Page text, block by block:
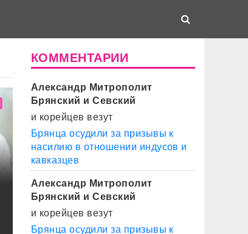
КОММЕНТАРИИ
Александр Митрополит
Брянский и Севский
и корейцев везут
Брянца осудили за призывы к
насилию в отношении индусов и
кавказцев
Александр Митрополит
Брянский и Севский
и корейцев везут
Брянца осудили за призывы к